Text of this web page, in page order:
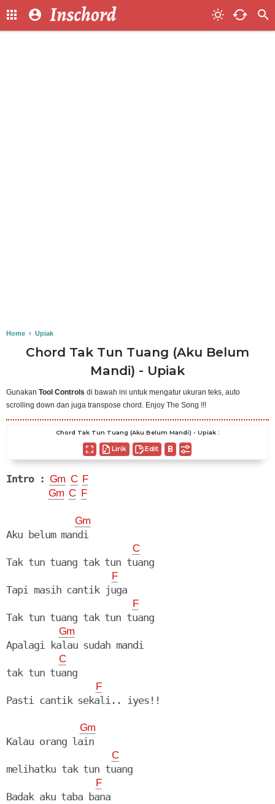
Home › Upiak
Chord Tak Tun Tuang (Aku Belum
Mandi) - Upiak
Gunakan Tool Controls di bawah ini untuk mengatur ukuran teks, auto
scrolling down dan juga transpose chord. Enjoy The Song !!!
Chord Tak Tun Tuang (Aku Belum Mandi) - Upiak :
Lirik Edit
Intro : Gm C F
Gm C F
Gm
Aku belum mandi
C
Tak tun tuang tak tun tuang
F
Tapi masih cantik juga
F
Tak tun tuang tak tun tuang
Gm
Apalagi kalau sudah mandi
C
tak tun tuang
F
Gm
Kalau orang lain
C
melihatku tak tun tuang
F
Badak aku taba bana